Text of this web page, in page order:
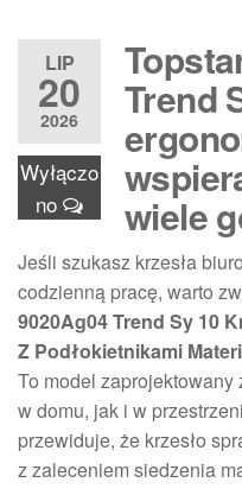
LIP
20
2026
Wyłączo
no
Trend
wiele
Jeśli szukasz krzesła
codzienną pracę, warto
9020Ag04 Trend Sy 10
Z Podłokietnikami
To model
w domu, jak i w
przewiduje, że krzesło
z zaleceniem siedzenia